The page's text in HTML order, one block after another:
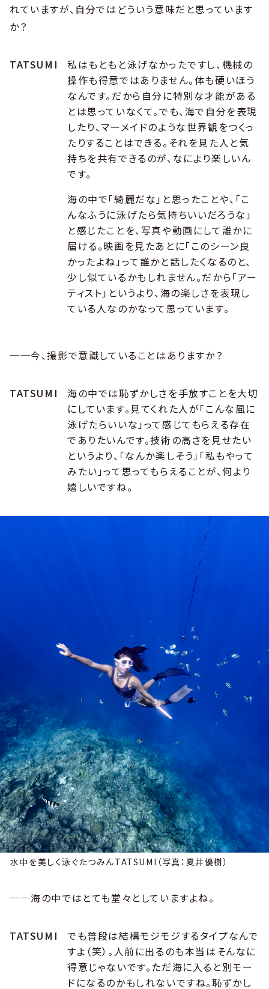
れていますが、自分ではどういう意味だと思っています
か？
TATSUMI
私はもともと泳げなかったですし、機械の
操作も得意ではありません。体も硬いほう
なんです。だから自分に特別な才能がある
とは思っていなくて。でも、海で自分を表現
したり、マーメイドのような世界観をつくっ
たりすることはできる。それを見た人と気
持ちを共有できるのが、なにより楽しいん
です。
海の中で「綺麗だな」と思ったことや、「こ
んなふうに泳げたら気持ちいいだろうな」
と感じたことを、写真や動画にして誰かに
届ける。映画を見たあとに「このシーン良
かったよね」って誰かと話したくなるのと、
少し似ているかもしれません。だから「アー
ティスト」というより、海の楽しさを表現し
ている人なのかなって思っています。
──今、撮影で意識していることはありますか？
TATSUMI
海の中では恥ずかしさを手放すことを大切
にしています。見てくれた人が「こんな風に
泳げたらいいな」って感じてもらえる存在
でありたいんです。技術の高さを見せたい
というより、「なんか楽しそう」「私もやって
みたい」って思ってもらえることが、何より
嬉しいですね。
水中を美しく泳ぐたつみんTATSUMI（写真：夏井優樹）
──海の中ではとても堂々としていますよね。
TATSUMI
でも普段は結構モジモジするタイプなんで
すよ（笑）。人前に出るのも本当はそんなに
得意じゃないです。ただ海に入ると別モー
ドになるのかもしれないですね。恥ずかし